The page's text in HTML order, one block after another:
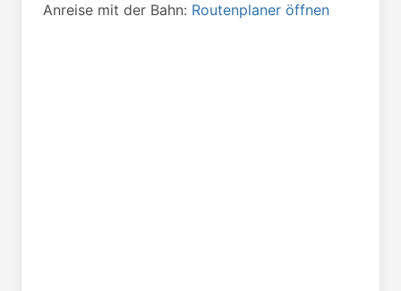
Anreise mit der Bahn: Routenplaner öffnen